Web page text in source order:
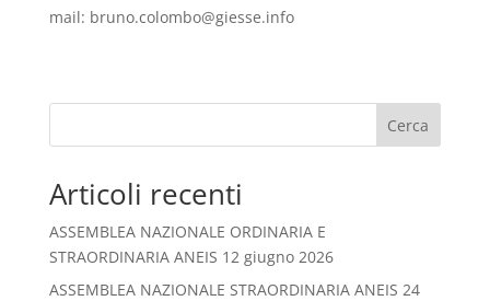
mail: bruno.colombo@giesse.info
Cerca
Articoli recenti
ASSEMBLEA NAZIONALE ORDINARIA E
STRAORDINARIA ANEIS 12 giugno 2026
ASSEMBLEA NAZIONALE STRAORDINARIA ANEIS 24